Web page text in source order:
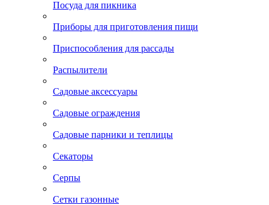
Посуда для пикника
Приборы для приготовления пищи
Приспособления для рассады
Распылители
Садовые аксессуары
Садовые ограждения
Садовые парники и теплицы
Секаторы
Серпы
Сетки газонные